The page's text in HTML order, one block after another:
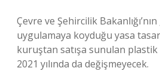
Çevre ve Şehircilik Bakanlığı’nın
uygulamaya koyduğu yasa
kuruştan satışa sunulan
2021 yılında da değişmeyecek.